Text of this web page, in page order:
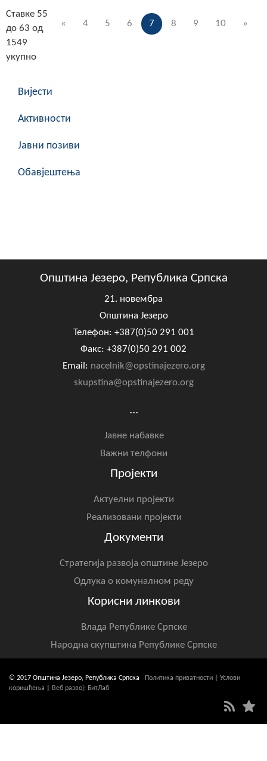
« 4 5 6 7 8 9 10 »
Ставке 55
до 63 од
1549
укупно
Вијести
Активности
Јавни позиви
Обавјештења
Општина Језеро, Република Српска
21. новембра
Општина Језеро
Телефон: +387(0)50 291 001
Факс: +387(0)50 291 002
Email: nacelnik@opstinajezero.org
skupstina@opstinajezero.org
...
Јавне набавке
Важни телфони
Пројекти
Актуелни пројекти
Реализовани пројекти
Документи
Стратегија развоја општине Језеро
Одлука о комуналном реду
Корисни линкови
Влада Републике Српске
Народна скупштина Републике Српске
© 2017 Општина Језеро, Република Српска Политика приватности
Услови
коришћења
Веб развој: БитЛаб